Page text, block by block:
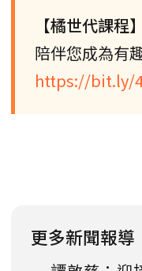
【橘世代課程】
陪伴您成為有
https://bit.ly/
更多新聞報導